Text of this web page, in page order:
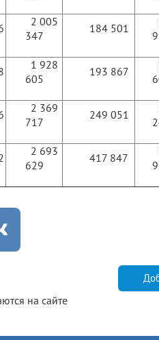
2 005
347
184 501
1 928
605
193 867
2 369
717
249 051
2 693
629
417 847
на сайте